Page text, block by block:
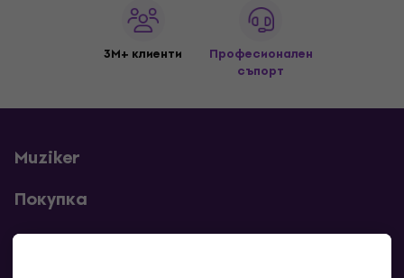
3M+ клиенти
Професионален
съпорт
Muziker
Покупка
Полезни линкове